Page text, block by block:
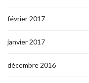
février 2017
janvier 2017
décembre 2016